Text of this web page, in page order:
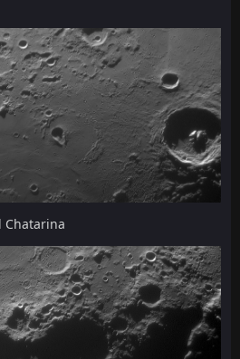
Chatarina